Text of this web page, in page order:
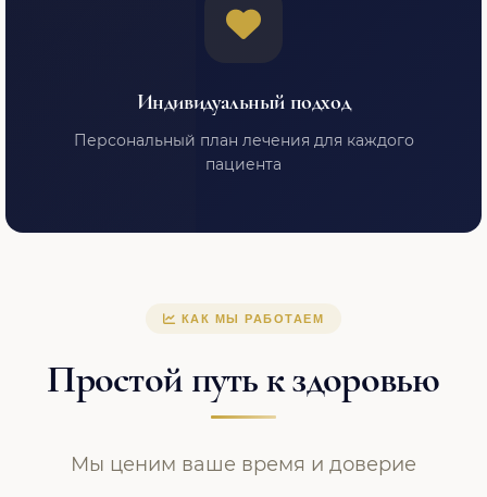
Индивидуальный подход
Персональный план лечения для каждого
пациента
КАК МЫ РАБОТАЕМ
Простой путь к здоровью
Мы ценим ваше время и доверие